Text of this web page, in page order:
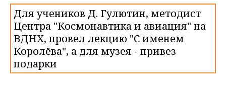
Для учеников Д. Гулютин, методист
Центра "Космонавтика и авиация" на
ВДНХ, провел лекцию "С именем
Королёва", а для музея - привез
подарки